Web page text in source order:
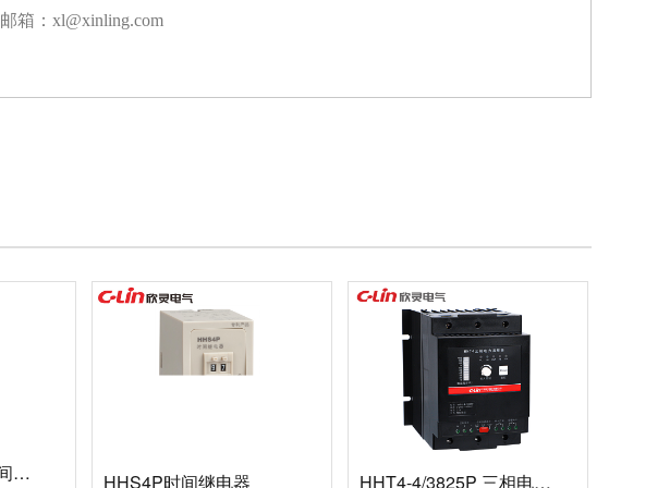
邮箱：xl@xinling.com
HHS1-1(DH14S)时间继电器 HHS4P时间继电器 HHT4-4/3825P 三相电力调整器